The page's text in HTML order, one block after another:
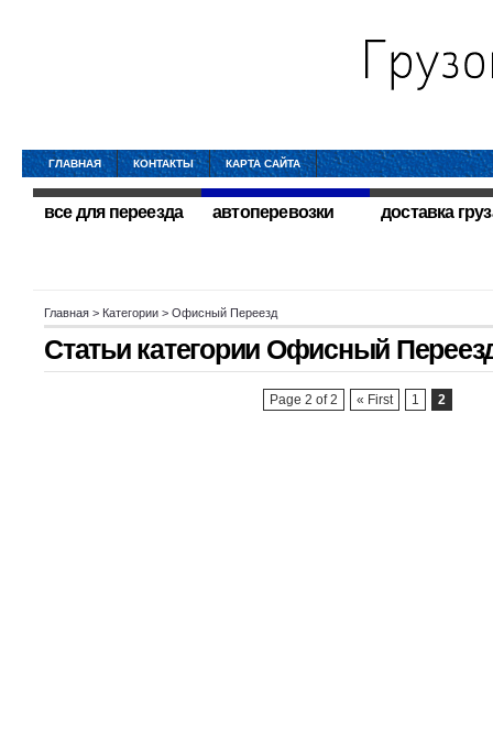
ГЛАВНАЯ КОНТАКТЫ КАРТА САЙТА
все для переезда автоперевозки доставка
Главная > Категории > Офисный Переезд
Статьи категории Офисный
Page 2 of 2 « First 1 2